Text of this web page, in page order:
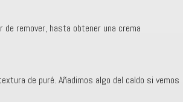
remover, hasta obtener una crema
de puré. Añadimos algo del caldo si vemos